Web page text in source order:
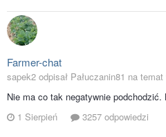
Farmer-chat
sapek2 odpisał Pałuczanin81 na temat
Nie ma co tak negatywnie podchodzić.
1 Sierpień
3257 odpowiedzi